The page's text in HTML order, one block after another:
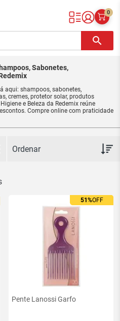
Online
0
search
Sabonetes,
aqui: shampoos, sabonetes,
cremes, protetor solar, produtos
e Beleza da Redemix reúne
Compre online com praticidade
51%OFF
51%OFF
Pente Lanossi Garfo